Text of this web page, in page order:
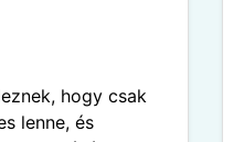
hogy csak
lenne, és